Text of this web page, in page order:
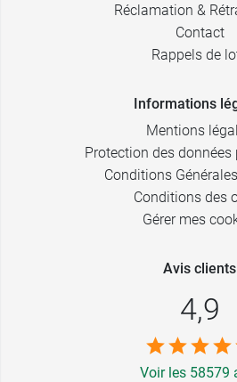
Réclamation &
Contact
Rappels de
Informations
Mentions
Protection des données
Conditions
Conditions des
Gérer mes
Avis clients
4,9
Voir les 58579